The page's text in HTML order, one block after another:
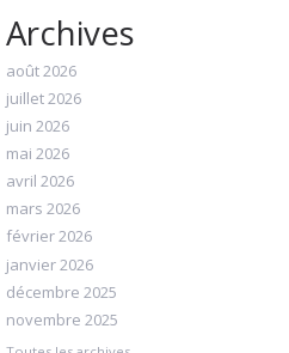
Archives
août 2026
juillet 2026
juin 2026
mai 2026
avril 2026
mars 2026
février 2026
janvier 2026
décembre 2025
novembre 2025